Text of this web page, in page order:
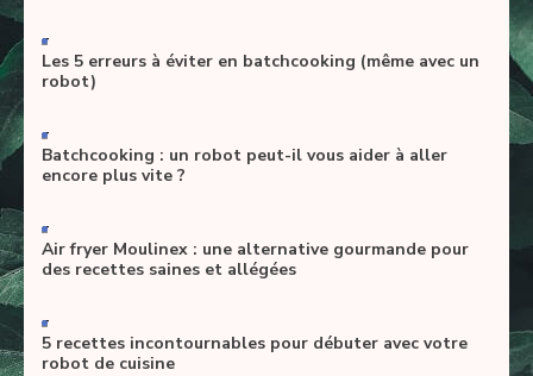
-
Les 5 erreurs à éviter en batchcooking (même avec un
robot)
-
Batchcooking : un robot peut-il vous aider à aller
encore plus vite ?
-
Air fryer Moulinex : une alternative gourmande pour
des recettes saines et allégées
-
5 recettes incontournables pour débuter avec votre
robot de cuisine